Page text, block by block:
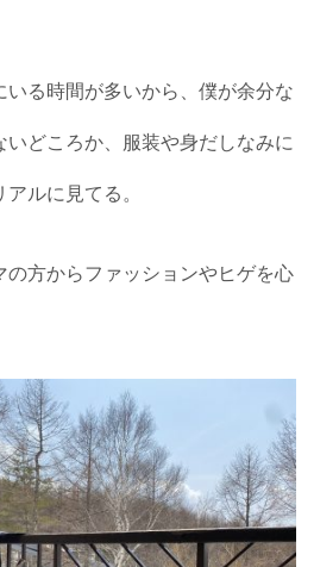
いる時間が多いから、僕が余分な
いどころか、服装や身だしなみに
ルに見てる。
の方からファッションやヒゲを心